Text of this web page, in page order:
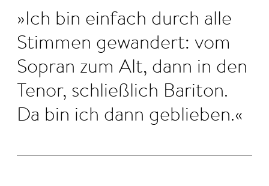
Ich bin einfach durch alle
Stimmen gewandert: vom
Sopran zum Alt, dann in den
Tenor, schließlich Bariton.
Da bin ich dann geblieben.